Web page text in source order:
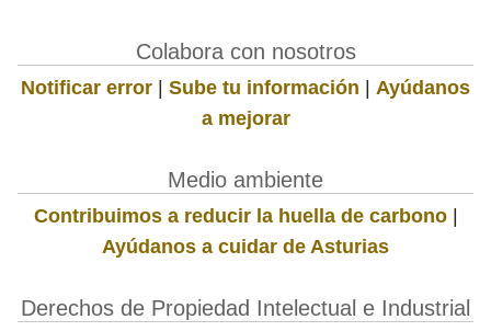
Colabora con nosotros
Notificar error | Sube tu información | Ayúdanos
a mejorar
Medio ambiente
Contribuimos a reducir la huella de carbono|
Ayúdanos a cuidar de Asturias
Derechos de Propiedad Intelectual e Industrial